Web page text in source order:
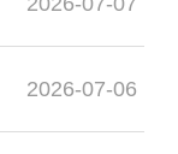
2026-07-06